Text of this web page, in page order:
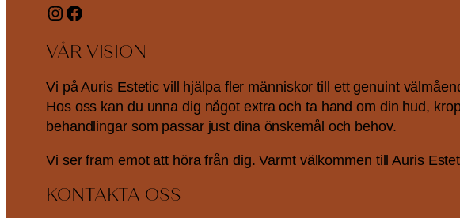
Instagram
Facebook
VÅR VISION
Vi på Auris Estetic vill hjälpa fler människor till ett genuint
Hos oss kan du unna dig något extra och ta hand om din hud,
behandlingar som passar just dina önskemål och behov.
Vi ser fram emot att höra från dig. Varmt välkommen till Auris
KONTAKTA OSS